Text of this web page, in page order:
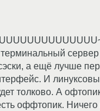
сервер
а ещё лучше
И
толково. А
оффтопик.